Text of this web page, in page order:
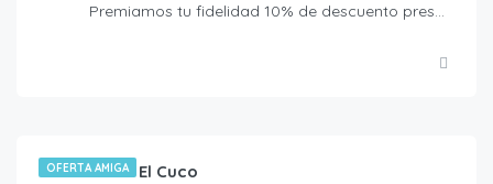
Premiamos tu fidelidad 10% de descuento presentando la Tarjeta Amiga. No acumulable a otras ofertas
OFERTA AMIGA
Casa Rural El Cuco